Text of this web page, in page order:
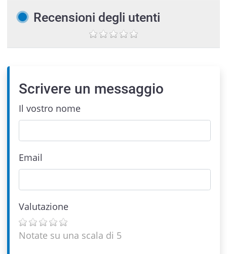
Recensioni degli utenti
Scrivere un messaggio
Il vostro nome
Email
Valutazione
Notate su una scala di 5